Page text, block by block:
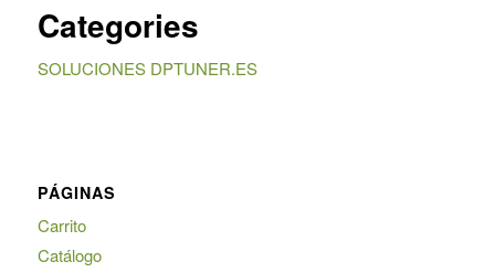
Categories
SOLUCIONES DPTUNER.ES
PÁGINAS
Carrito
Catálogo